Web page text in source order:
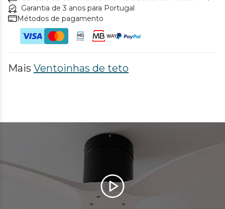
Garantia de 3 anos para Portugal
Métodos de pagamento
Mais Ventoinhas de teto